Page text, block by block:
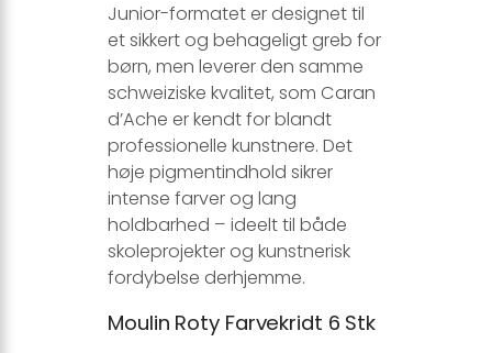
Junior-formatet er designet til
et sikkert og behageligt greb for
børn, men leverer den samme
schweiziske kvalitet, som Caran
d’Ache er kendt for blandt
professionelle kunstnere. Det
høje pigmentindhold sikrer
intense farver og lang
holdbarhed – ideelt til både
skoleprojekter og kunstnerisk
fordybelse derhjemme.
Moulin Roty Farvekridt 6 Stk